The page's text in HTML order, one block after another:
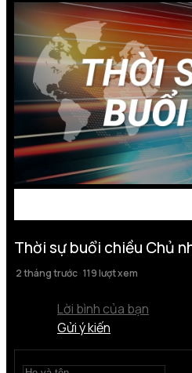
Thời sự buổi chiều Chủ
2 tháng trước 119 lượt xem
Lời bình của bạn
Gửi ý kiến